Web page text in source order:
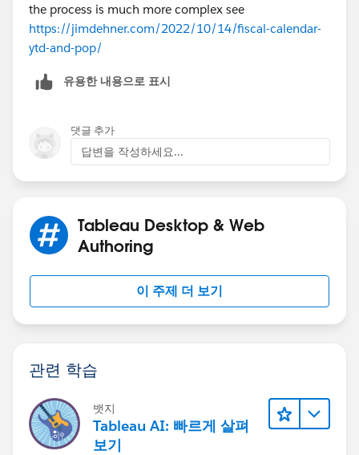
the process is much more complex see
https://jimdehner.com/2022/10/14/fiscal-calendar-
ytd-and-pop/
유용한 내용으로 표시
댓글 추가
답변을 작성하세요...
Tableau Desktop & Web
Authoring
이 주제 더 보기
관련 학습
뱃지
Tableau AI: 빠르게 살펴
보기